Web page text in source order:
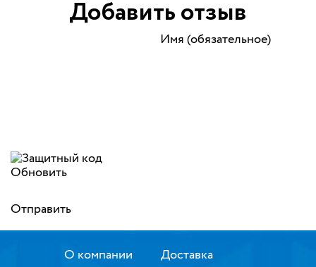
Добавить отзыв
Имя (обязательное)
Обновить
Отправить
О компании
Доставка